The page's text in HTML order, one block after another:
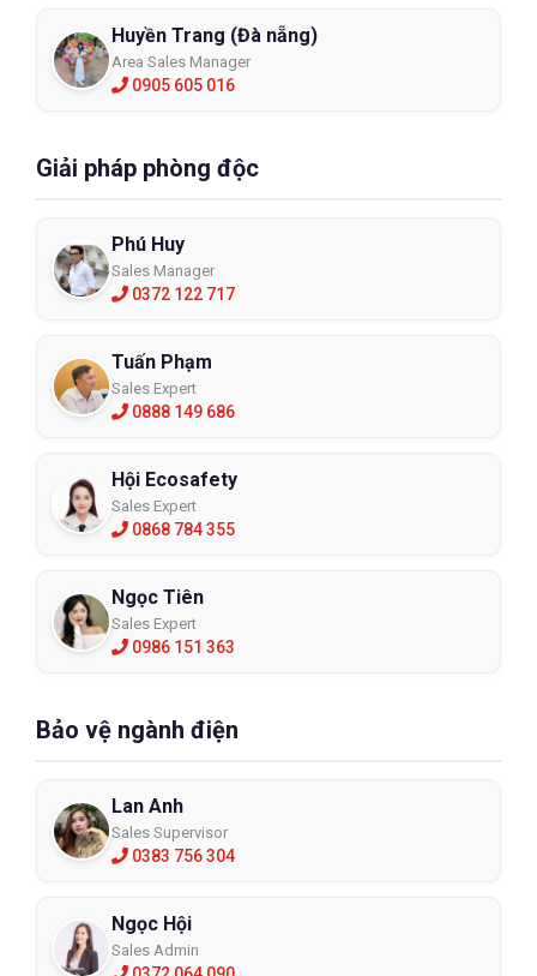
Huyền Trang (Đà nẵng)
Area Sales Manager
0905 605 016
Giải pháp phòng độc
Phú Huy
Sales Manager
0372 122 717
Tuấn Phạm
Sales Expert
0888 149 686
Hội Ecosafety
Sales Expert
0868 784 355
Ngọc Tiên
Sales Expert
0986 151 363
Bảo vệ ngành điện
Lan Anh
Sales Supervisor
0383 756 304
Ngọc Hội
Sales Admin